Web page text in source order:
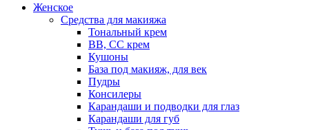
Женское
Средства для макияжа
Тональный крем
BB, CC крем
Кушоны
База под макияж, для век
Пудры
Консилеры
Карандаши и подводки для глаз
Карандаши для губ